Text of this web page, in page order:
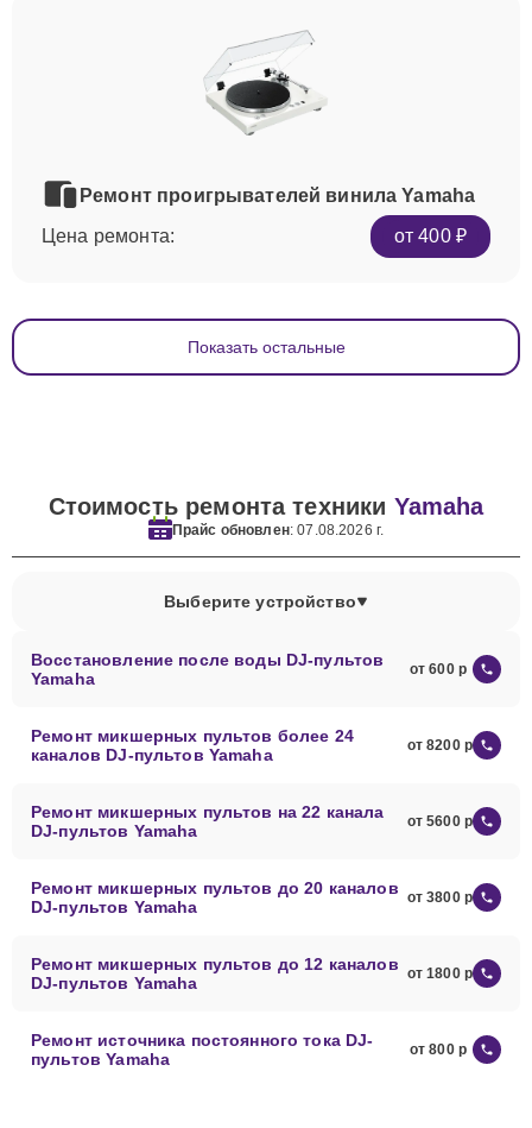
Ремонт проигрывателей винила Yamaha
Цена ремонта:
от 400 ₽
Показать остальные
Стоимость ремонта техники Yamaha
Прайс обновлен: 07.08.2026 г.
Выберите устройство
Восстановление после воды DJ-пультов
Yamaha
от 600
Ремонт микшерных пультов более 24
каналов DJ-пультов Yamaha
от 8200
Ремонт микшерных пультов на 22 канала
DJ-пультов Yamaha
от 5600
Ремонт микшерных пультов до 20 каналов
DJ-пультов Yamaha
от 3800
Ремонт микшерных пультов до 12 каналов
DJ-пультов Yamaha
от 1800
Ремонт источника постоянного тока DJ-
пультов Yamaha
от 800